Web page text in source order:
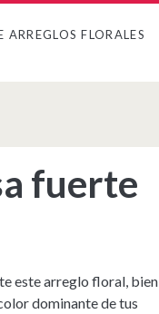
FLORALES
fuerte
este arreglo floral, bien
dominante de tus